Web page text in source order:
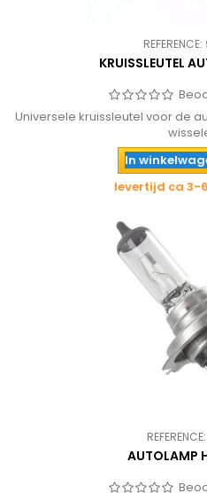
REFERENCE:
KRUISSLEUTEL
Universele kruissleutel voor de
In
levertijd ca 3-
REFERENCE:
AUTOLAMP